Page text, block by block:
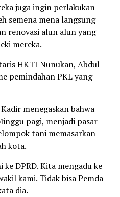
juga ingin perlakukan
semena mena langsung
renovasi alun alun yang
mereka.
HKTI Nunukan, Abdul
pemindahan PKL yang
menegaskan bahwa
pagi, menjadi pasar
tani memasarkan
kota.
ke DPRD. Kita mengadu ke
kami. Tidak bisa Pemda
dia.